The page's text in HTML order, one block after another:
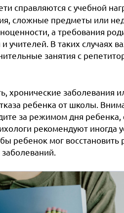
справляются с учебной
сложные предметы или
а требования
учителей. В таких случаях
занятия с
хронические заболевания
ребенка от школы.
за режимом дня ребенка,
рекомендуют иногда
ребенок мог восстановить